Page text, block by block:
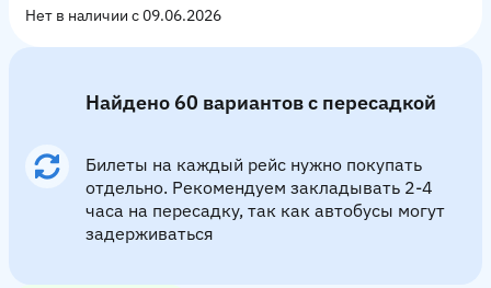
Нет в наличии с 09.06.2026
Найдено 60 вариантов с пересадкой
Билеты на каждый рейс нужно покупать
отдельно. Рекомендуем закладывать 2-4
часа на пересадку, так как автобусы могут
задерживаться